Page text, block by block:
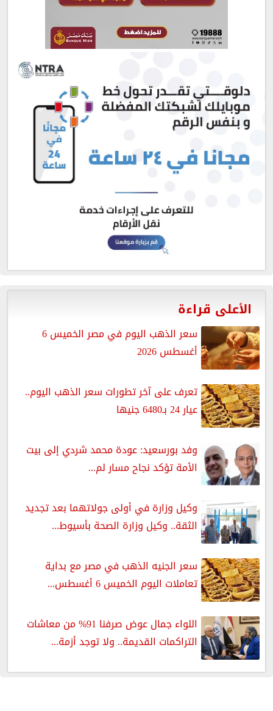
الأعلى قراءة
سعر الذهب اليوم في مصر الخميس 6
أغسطس 2026
تعرف على آخر تطورات سعر الذهب اليوم..
عيار 24 بـ6480 جنيها
وفد بورسعيد: عودة محمد شردي إلى بيت
الأمة تؤكد نجاح مسار لم...
وكيل وزارة في أولى جولاتهما بعد تجديد
الثقة.. وكيل وزارة الصحة بأسيوط...
سعر الجنيه الذهب في مصر مع بداية
تعاملات اليوم الخميس 6 أغسطس...
اللواء جمال عوض صرفنا 91% من معاشات
التراكمات القديمة.. ولا توجد أزمة...